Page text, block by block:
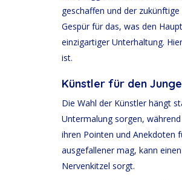
geschaffen und der
Gespür für das, was den
einzigartiger Unterhaltung.
ist.
Künstler für den
Die Wahl der Künstler hängt
Untermalung sorgen, während
ihren Pointen und Anekdoten
ausgefallener mag, kann einen
Nervenkitzel sorgt.